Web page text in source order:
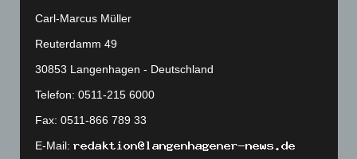
Dezember 2022
(130)
November 2022(167)
Oktober 2022(166)
September 2022(205)
Carl-Marcus Müller
Reuterdamm 49
30853 Langenhagen - Deutschland
Telefon: 0511-215 6000
Fax: 0511-866 789 33
E-Mail: